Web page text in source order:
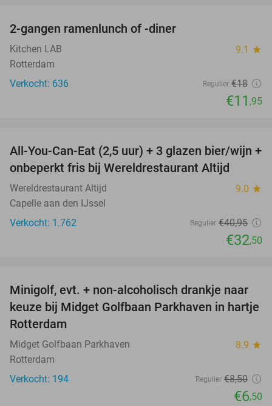
2-gangen ramenlunch of -diner
Kitchen LAB 9.1 star
Rotterdam
Verkocht: 636
Regulier €18
€11 ,95
21%
All-You-Can-Eat (2,5 uur) + 3 glazen bier/wijn +
onbeperkt fris bij Wereldrestaurant Altijd
Wereldrestaurant Altijd 9.0 star
Capelle aan den IJssel
Verkocht: 1.762
Regulier €40,95
€32,50
24%
Minigolf, evt. + non-alcoholisch drankje naar
keuze bij Midget Golfbaan Parkhaven in hartje
Rotterdam
Midget Golfbaan Parkhaven 8.9 star
Rotterdam
Verkocht: 194
Regulier €8,50
€6,50